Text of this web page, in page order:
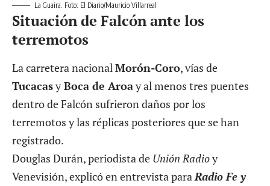
La Guaira. Foto: El Diario/Mauricio Villarreal
Situación de Falcón ante los
terremotos
La carretera nacionalMorón-Coro, vías de
TucacasyBoca de Aroay al menos tres puentes
dentro de Falcón sufrieron daños por los
terremotos y las réplicas posteriores que se han
registrado.
Douglas Durán, periodista de Unión Radioy
Venevisión, explicó en entrevista paraRadio Fe y